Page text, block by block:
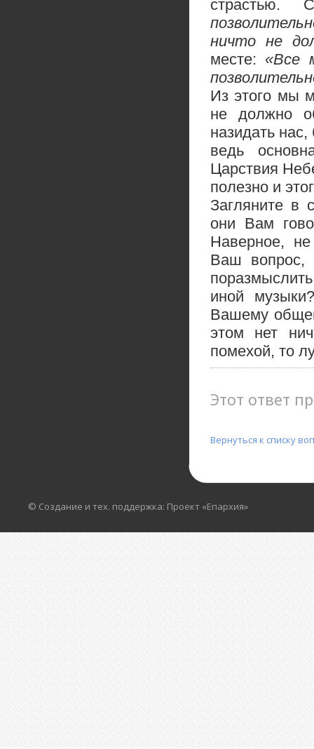
страстью.
ничто не
месте: «Все
Из этого мы
не должно
назидать
ведь
Царствия
полезно и
Загляните в
они Вам
Наверное,
Ваш вопрос,
иной
Вашему
этом нет
помехой, то
Этот ответ
Вернуться к списку
© Создание и тех. поддержка: Проект «Епархия»